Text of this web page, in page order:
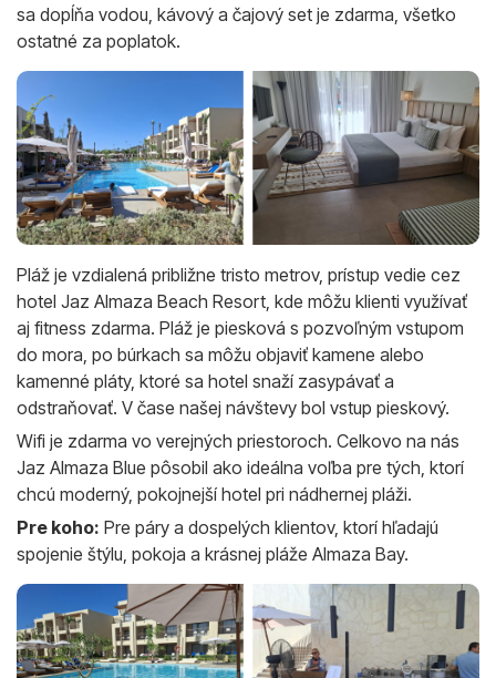
sa dopĺňa vodou, kávový a čajový set je zdarma, všetko
ostatné za poplatok.
Pláž je vzdialená približne tristo metrov, prístup vedie cez
hotel Jaz Almaza Beach Resort, kde môžu klienti využívať
aj fitness zdarma. Pláž je piesková s pozvoľným vstupom
do mora, po búrkach sa môžu objaviť kamene alebo
kamenné pláty, ktoré sa hotel snaží zasypávať a
odstraňovať. V čase našej návštevy bol vstup pieskový.
Wifi je zdarma vo verejných priestoroch. Celkovo na nás
Jaz Almaza Blue pôsobil ako ideálna voľba pre tých, ktorí
chcú moderný, pokojnejší hotel pri nádhernej pláži.
Pre koho: Pre páry a dospelých klientov, ktorí hľadajú
spojenie štýlu, pokoja a krásnej pláže Almaza Bay.